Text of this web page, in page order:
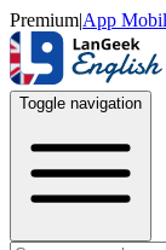
Premium|App
Toggle navigation